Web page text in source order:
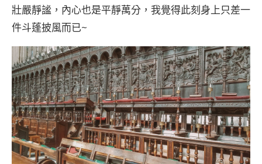
壯嚴靜謐，內心也是平靜萬分，我覺得此刻身上只差一
件斗蓬披風而已~